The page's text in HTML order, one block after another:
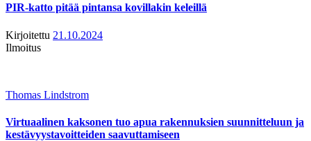
PIR-katto pitää pintansa kovillakin keleillä
Kirjoitettu 21.10.2024
Ilmoitus
Thomas Lindstrom
Virtuaalinen kaksonen tuo apua rakennuksien suunnitteluun ja
kestävyystavoitteiden saavuttamiseen